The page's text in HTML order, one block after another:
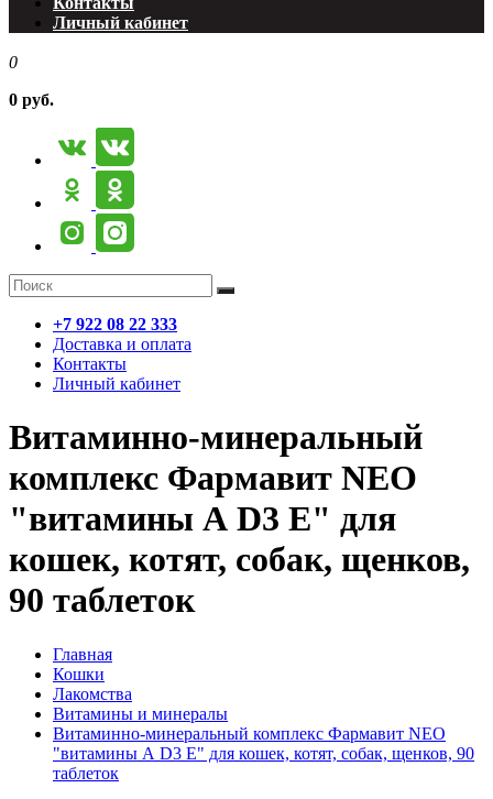
Личный кабинет
0
0 руб.
+7 922 08 22 333
Доставка и оплата
Контакты
Личный кабинет
Витаминно-минеральный
комплекс Фармавит NEO
"витамины А D3 Е" для
кошек, котят, собак, щенков,
90 таблеток
Главная
Кошки
Лакомства
Витамины и минералы
Витаминно-минеральный комплекс Фармавит NEO
"витамины А D3 Е" для кошек, котят, собак, щенков, 90
таблеток